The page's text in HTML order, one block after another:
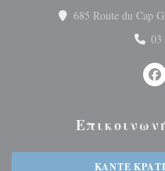
685 Route du Cap
03
ΚΆΝΤΕ